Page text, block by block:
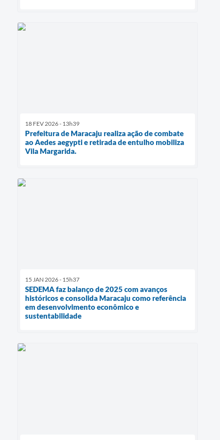
18 FEV 2026 - 13h39
Prefeitura de Maracaju realiza ação de combate
ao Aedes aegypti e retirada de entulho mobiliza
Vila Margarida.
15 JAN 2026 - 15h37
SEDEMA faz balanço de 2025 com avanços
históricos e consolida Maracaju como referência
em desenvolvimento econômico e
sustentabilidade